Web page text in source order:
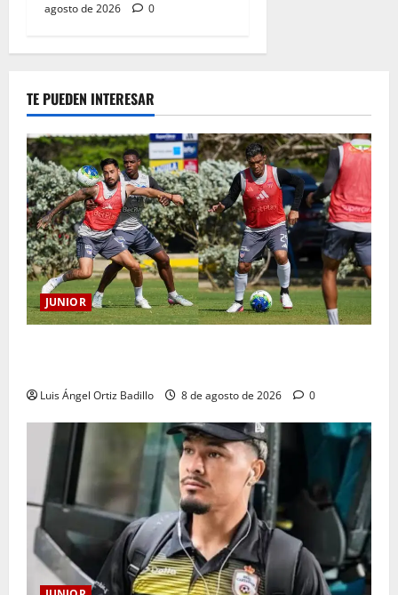
agosto de 2026
0
TE PUEDEN INTERESAR
JUNIOR
Luis Ángel Ortiz Badillo 8 de agosto de 2026 0